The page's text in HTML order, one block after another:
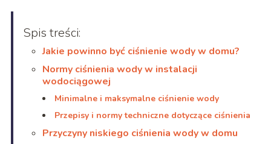
Spis treści:
Jakie powinno być ciśnienie wody w domu?
Normy ciśnienia wody w instalacji
wodociągowej
Minimalne i maksymalne ciśnienie wody
Przepisy i normy techniczne dotyczące ciśnienia
Przyczyny niskiego ciśnienia wody w domu